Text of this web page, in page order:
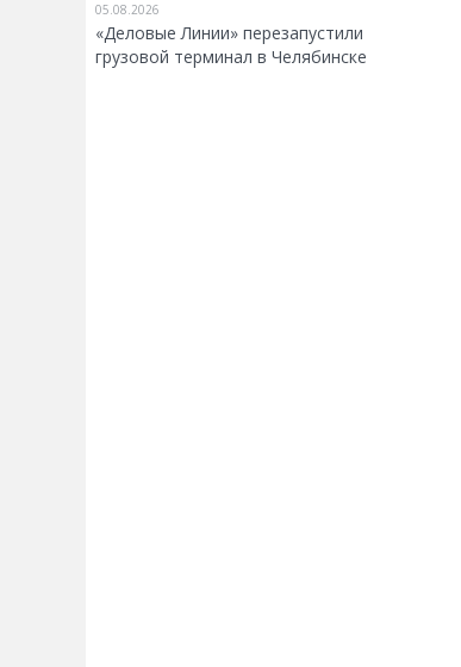
05.08.2026
«Деловые Линии» перезапустили
грузовой терминал в Челябинске